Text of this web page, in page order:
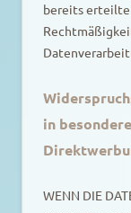
bereits
in
WENN DIE